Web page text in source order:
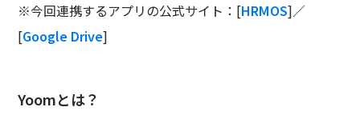
※今回連携するアプリの公式サイト：[HRMOS]／
[Google Drive]
Yoomとは？